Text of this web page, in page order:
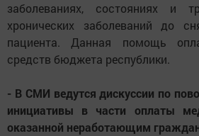
заболеваниях, состояниях и
хронических заболеваний до
пациента. Данная помощь
средств бюджета республики.
- В СМИ ведутся дискуссии по
инициативы в части оплаты
оказанной неработающим